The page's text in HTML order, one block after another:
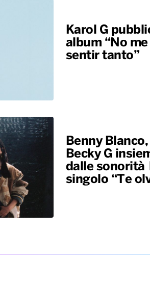
Karol G
album “No
sentir tanto”
Benny
Becky G
dalle sonorità
singolo “Te